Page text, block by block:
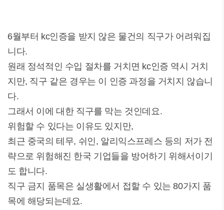
6월부터 kc인증을 받지 않은 물건의 직구가 어려워집
니다.
원래 정석적인 수입 절차를 거치면 kc인증 역시 거치
지만, 직구 같은 경우는 이 인증 과정을 거치지 않습니
다.
그래서 이에 대한 직구를 막는 것인데요.
위험할 수 있다는 이유도 있지만,
최근 중국의 테무, 쉬인, 알리익스프레스 등의 저가 전
략으로 위험해진 한국 기업들을 방어하기 위해서이기
도 합니다.
직구 금지 품목은 실생활에서 접할 수 있는 80가지 품
목에 해당되는데요.